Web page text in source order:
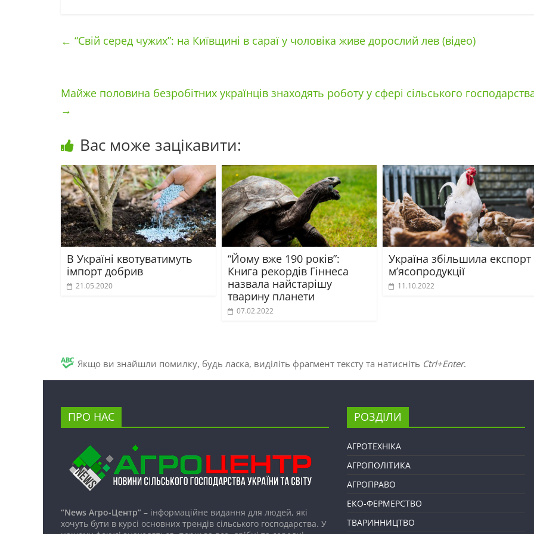
← “Свій серед чужих”: на Київщині в сараї у чоловіка живе дорослий лев (відео)
Майже половина безробітних українців знаходять роботу у сфері сільського
→
Вас може зацікавити:
В Україні квотуватимуть
імпорт добрив
21.05.2020
“Йому вже 190 років”:
Книга рекордів Гіннеса
назвала найстарішу
тварину планети
07.02.2022
Україна збільшила експорт
м’ясопродукції
11.10.2022
Якщо ви знайшли помилку, будь ласка, виділіть фрагмент тексту та натисніть Ctrl+Enter.
ПРО НАС
“News Агро-Центр” – інформаційне видання для людей, які
хочуть бути в курсі основних трендів сільського господарства. У
РОЗДІЛИ
АГРОТЕХНІКА
АГРОПОЛІТИКА
АГРОПРАВО
ЕКО-ФЕРМЕРСТВО
ТВАРИННИЦТВО